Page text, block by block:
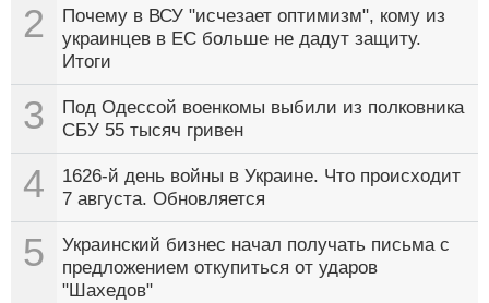
2
Почему в ВСУ "исчезает оптимизм", кому из
украинцев в ЕС больше не дадут защиту.
Итоги
3
Под Одессой военкомы выбили из полковника
СБУ 55 тысяч гривен
4
1626-й день войны в Украине. Что происходит
7 августа. Обновляется
5
Украинский бизнес начал получать письма с
предложением откупиться от ударов
"Шахедов"